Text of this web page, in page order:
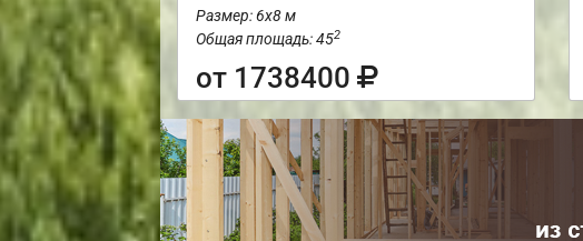
Размер: 6х8 м
Общая площадь: 452
от 1738400